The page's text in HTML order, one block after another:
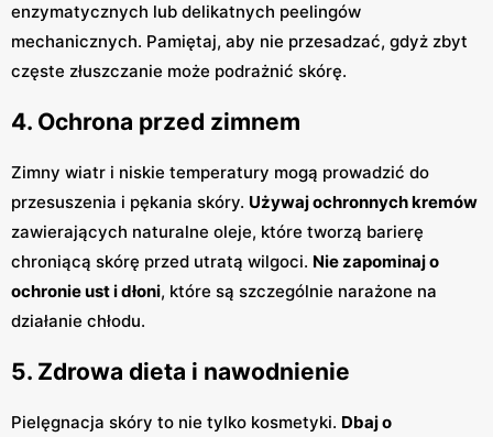
enzymatycznych lub delikatnych peelingów
mechanicznych. Pamiętaj, aby nie przesadzać, gdyż zbyt
częste złuszczanie może podrażnić skórę.
4. Ochrona przed zimnem
Zimny wiatr i niskie temperatury mogą prowadzić do
przesuszenia i pękania skóry. Używaj ochronnych kremów
zawierających naturalne oleje, które tworzą barierę
chroniącą skórę przed utratą wilgoci. Nie zapominaj o
ochronie ust i dłoni, które są szczególnie narażone na
działanie chłodu.
5. Zdrowa dieta i nawodnienie
Pielęgnacja skóry to nie tylko kosmetyki. Dbaj o